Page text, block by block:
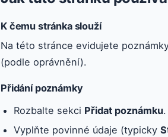
K čemu stránka slouží
Na této stránce evidujete
(podle oprávnění).
Přidání poznámky
Rozbalte sekci Přidat poznámku.
Vyplňte povinné údaje (typicky